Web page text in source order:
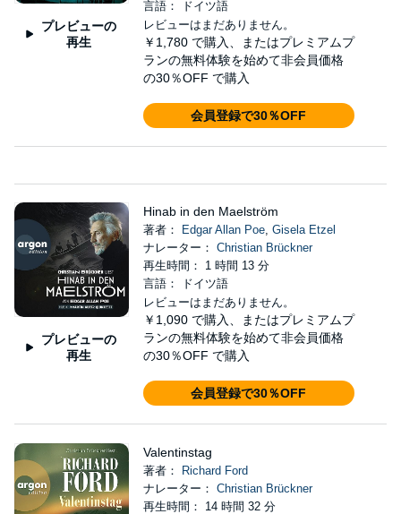
プレビューの
再生
言語： ドイツ語
レビューはまだありません。
￥1,780 で購入、またはプレミアムプ
ランの無料体験を始めて非会員価格
の30％OFF で購入
会員登録で30％OFF
プレビューの
再生
Hinab in den Maelström
著者： Edgar Allan Poe, Gisela Etzel
ナレーター： Christian Brückner
再生時間： 1 時間 13 分
言語： ドイツ語
レビューはまだありません。
￥1,090 で購入、またはプレミアムプ
ランの無料体験を始めて非会員価格
の30％OFF で購入
会員登録で30％OFF
Valentinstag
著者：
Richard Ford
ナレーター： Christian Brückner
再生時間： 14 時間 32 分